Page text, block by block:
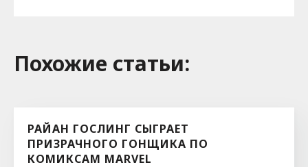
Похожие cтатьи:
РАЙАН ГОСЛИНГ СЫГРАЕТ
ПРИЗРАЧНОГО ГОНЩИКА ПО
КОМИКСАМ MARVEL